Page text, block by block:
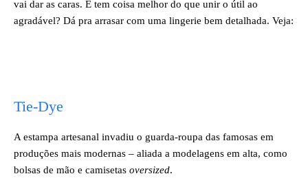
vai dar as caras. E tem coisa melhor do que unir o útil ao
agradável? Dá pra arrasar com uma lingerie bem detalhada. Veja:
Tie-Dye
A estampa artesanal invadiu o guarda-roupa das famosas em
produções mais modernas – aliada a modelagens em alta, como
bolsas de mão e camisetas oversized.